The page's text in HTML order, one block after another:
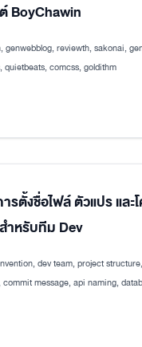
BoyChawin
genwebblog, reviewth, sakonai,
quietbeats, comcss, goldithm
รตั้งชื่อไฟล์ ตัวแปร และ
ำหรับทีม Dev
dev team, project
message, api naming,